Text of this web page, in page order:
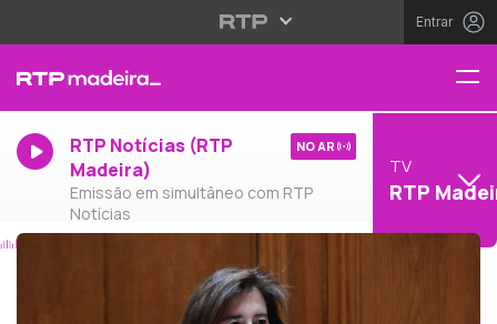
Entrar
RTP Notícias (RTP
Madeira)
Emissão em simultâneo com RTP
Notícias
NO AR
TV
RTP